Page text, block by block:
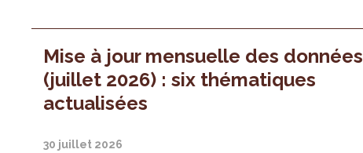
Mise à jour mensuelle des données
(juillet 2026) : six thématiques
actualisées
30 juillet 2026